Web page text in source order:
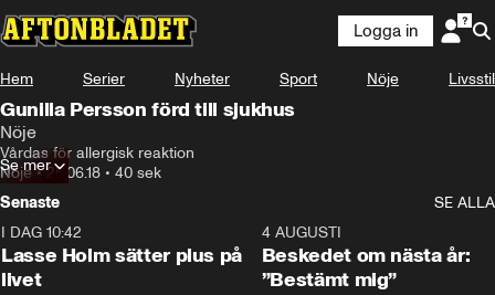
Logga in
Hem Serier Nyheter Sport Nöje Livsstil
Gunilla Persson förd till sjukhus
Nöje
Vårdas för allergisk reaktion
Nöje•25.06.18 • 40 sek
Se mer
Senaste
SE ALLA
I DAG 10:42
Lasse Holm sätter plus på
livet
4 AUGUSTI
Beskedet om nästa år:
”Bestämt mig”